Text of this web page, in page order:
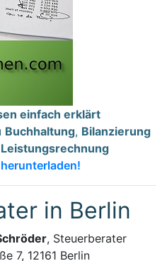
einfach erklärt
Buchhaltung, Bilanzierung
in Berlin
, Steuerberater
7, 12161 Berlin